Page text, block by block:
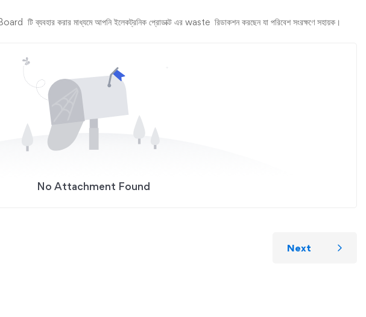
করার মাধ্যমে আপনি ইলেকট্রনিক প্রোডাক্ট এর waste রিডাকশন করছেন যা পরিবেশ সংরক্ষণে সহায়ক।
No Attachment Found
Next